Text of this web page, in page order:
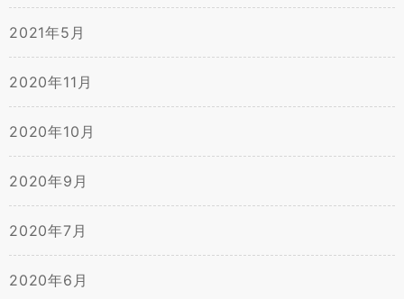
2021年5月
2020年11月
2020年10月
2020年9月
2020年7月
2020年6月